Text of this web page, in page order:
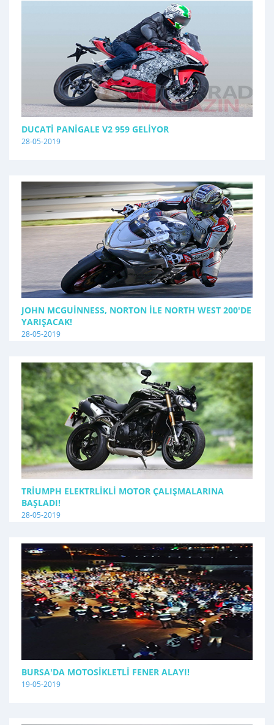
DUCATI PANIGALE V2 959 GELIYOR
28-05-2019
JOHN MCGUINNESS, NORTON İLE NORTH WEST 200'DE
YARIŞACAK!
28-05-2019
TRIUMPH ELEKTRLIKLI MOTOR ÇALIŞMALARINA
BAŞLADI!
28-05-2019
BURSA'DA MOTOSIKLETLI FENER ALAYI!
19-05-2019